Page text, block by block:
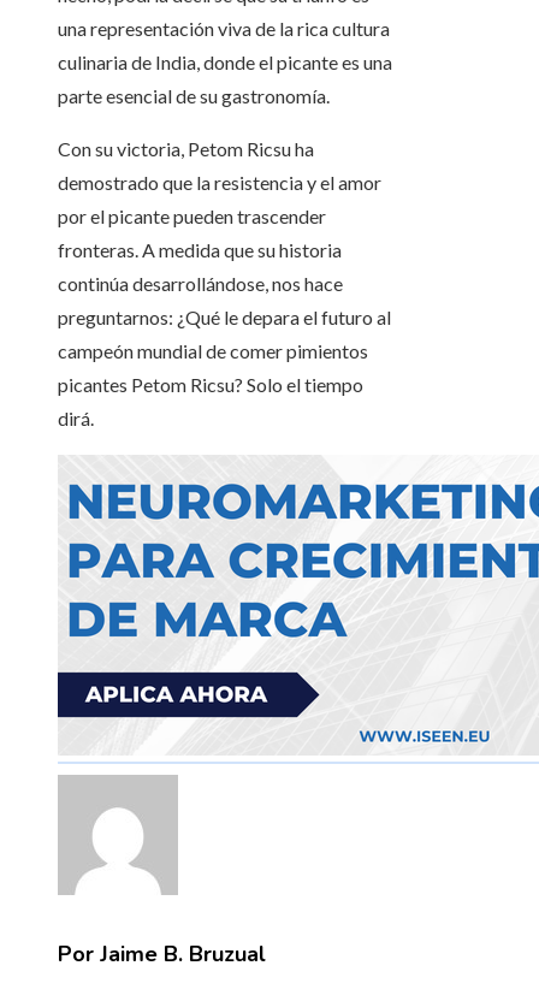
una representación viva de la rica cultura
culinaria de India, donde el picante es una
parte esencial de su gastronomía.
Con su victoria, Petom Ricsu ha
demostrado que la resistencia y el amor
por el picante pueden trascender
fronteras. A medida que su historia
continúa desarrollándose, nos hace
preguntarnos: ¿Qué le depara el futuro al
campeón mundial de comer pimientos
picantes Petom Ricsu? Solo el tiempo
dirá.
Por Jaime B. Bruzual